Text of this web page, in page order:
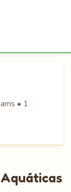
• 1